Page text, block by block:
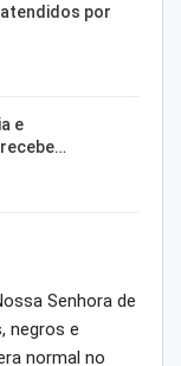
por
e
Senhora de
negros e
normal no